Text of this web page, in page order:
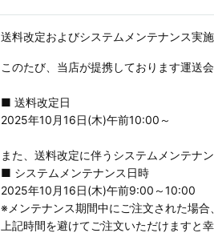
送料改定およびシステムメンテナンス実
このたび、当店が提携しております運送
■ 送料改定日
2025年10月16日(木)午前10:00～
また、送料改定に伴うシステムメンテナ
■ システムメンテナンス日時
2025年10月16日(木)午前9:00～10:00
※メンテナンス期間中にご注文された場
上記時間を避けてご注文いただけますと幸